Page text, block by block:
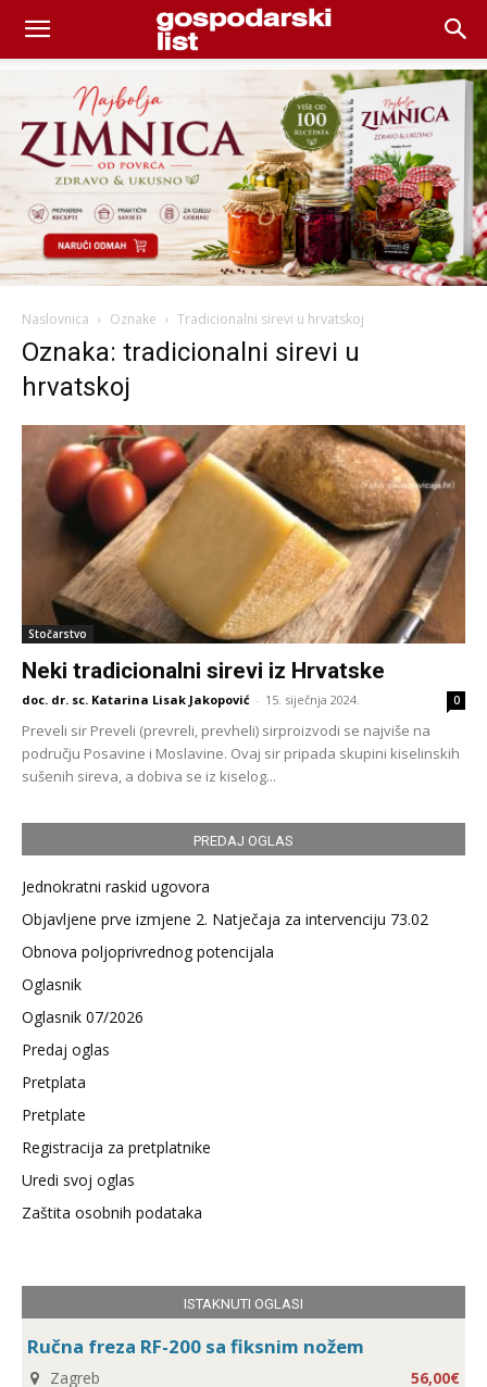
Naslovnica Oznake Tradicionalni sirevi u hrvatskoj
Oznaka: tradicionalni sirevi u
hrvatskoj
Stočarstvo
Neki tradicionalni sirevi iz Hrvatske
doc. dr. sc. Katarina Lisak Jakopović - 15. siječnja 2024. 0
Preveli sir Preveli (prevreli, prevheli) sirproizvodi se najviše na
području Posavine i Moslavine. Ovaj sir pripada skupini kiselinskih
sušenih sireva, a dobiva se iz kiselog...
PREDAJ OGLAS
Jednokratni raskid ugovora
Objavljene prve izmjene 2. Natječaja za intervenciju 73.02
Obnova poljoprivrednog potencijala
Oglasnik
Oglasnik 07/2026
Predaj oglas
Pretplata
Pretplate
Registracija za pretplatnike
Uredi svoj oglas
Zaštita osobnih podataka
ISTAKNUTI OGLASI
Ručna freza RF-200 sa fiksnim nožem
Zagreb 56,00€